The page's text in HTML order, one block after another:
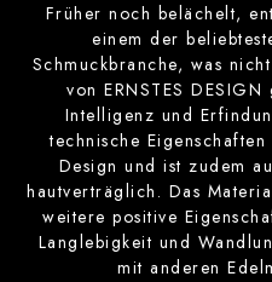
Früher noch belächelt,
einem der
Schmuckbranche, was
von ERNSTES
Intelligenz und
technische
Design und ist zudem
hautverträglich. Das
weitere positive
Langlebigkeit und
mit anderen